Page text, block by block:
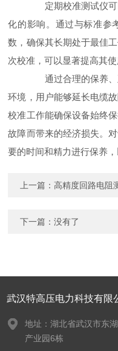
定期校准测试仪可
化的影响。通过与标准参
数，确保其长期处于最佳
次校准，可以显著提高其使
通过合理的保养、
环境，用户能够延长电缆
校准工作能确保设备始终
故障而带来的经济损失。
要的时间和精力进行保养
上一篇：高精度回路电阻
下一篇：没有了
武汉特高压电力科技有限
地址：湖北省武汉市东
产业园6栋